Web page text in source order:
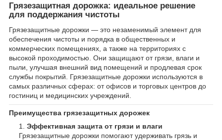
Грязезащитная дорожка: идеальное решение
для поддержания чистоты
Грязезащитные дорожки — это незаменимый элемент для
обеспечения чистоты и порядка в общественных и
коммерческих помещениях, а также на территориях с
высокой проходимостью. Они защищают от грязи, влаги и
пыли, улучшая внешний вид помещений и продлевая срок
службы покрытий. Грязезащитные дорожки используются в
самых различных сферах: от офисов и торговых центров до
гостиниц и медицинских учреждений.
Преимущества грязезащитных дорожек
Эффективная защита от грязи и влаги
Грязезащитные дорожки помогают удерживать грязь и